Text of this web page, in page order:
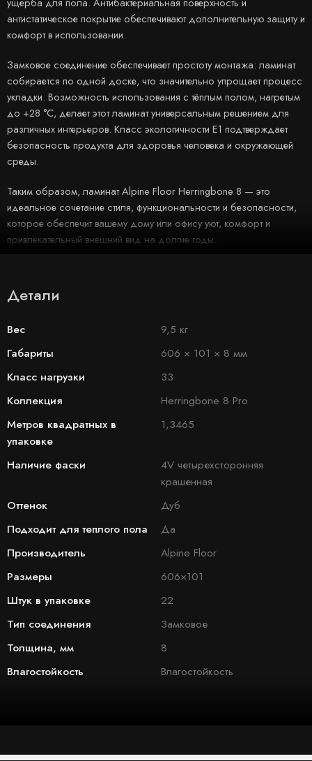
антистатическое покрытие обеспечивают дополнительную защиту и
комфорт в использовании.
Замковое соединение обеспечивает простоту монтажа: ламинат
собирается по одной доске, что значительно упрощает процесс
укладки. Возможность использования с тёплым полом, нагретым
до +28 °C, делает этот ламинат универсальным решением для
различных интерьеров. Класс экологичности E1 подтверждает
безопасность продукта для здоровья человека и окружающей
среды.
Таким образом, ламинат Alpine Floor Herringbone 8 — это
идеальное сочетание стиля, функциональности и безопасности,
которое обеспечит вашему дому или офису уют, комфорт и
привлекательный внешний вид на долгие годы.
Детали
Вес
9,5 кг
Габариты
606 × 101 × 8 мм
Класс нагрузки
33
Коллекция
Herringbone 8 Pro
Метров квадратных в
упаковке
1,3465
Наличие фаски
4V четырехсторонняя
крашенная
Оттенок
Дуб
Подходит для теплого пола
Да
Производитель
Alpine Floor
Размеры
606×101
Штук в упаковке
22
Тип соединения
Замковое
Толщина, мм
8
Влагостойкость
Влагостойкость